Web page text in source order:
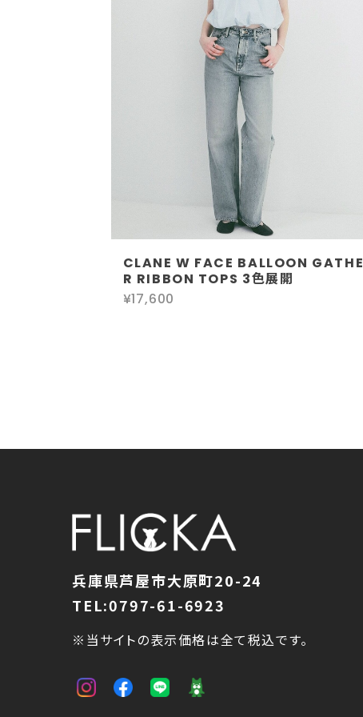
CLANE W FACE BALLOON GATHE
R RIBBON TOPS 3色展開
¥17,600
兵庫県芦屋市大原町20-24
TEL:0797-61-6923
※当サイトの表示価格は全て税込です。